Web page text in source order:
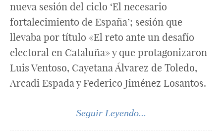
nueva sesión del ciclo ‘El necesario
fortalecimiento de España’; sesión que
llevaba por título «El reto ante un desafío
electoral en Cataluña» y que protagonizaron
Luis Ventoso, Cayetana Álvarez de Toledo,
Arcadi Espada y Federico Jiménez Losantos.
Seguir Leyendo...